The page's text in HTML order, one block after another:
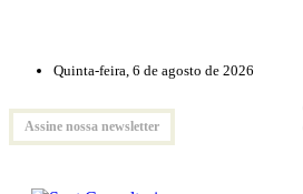
Quinta-feira, 6 de agosto de 2026
Assine nossa newsletter